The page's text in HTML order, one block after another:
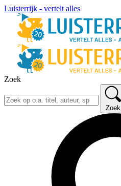
Luisterrijk - vertelt alles
Zoek
Zoek